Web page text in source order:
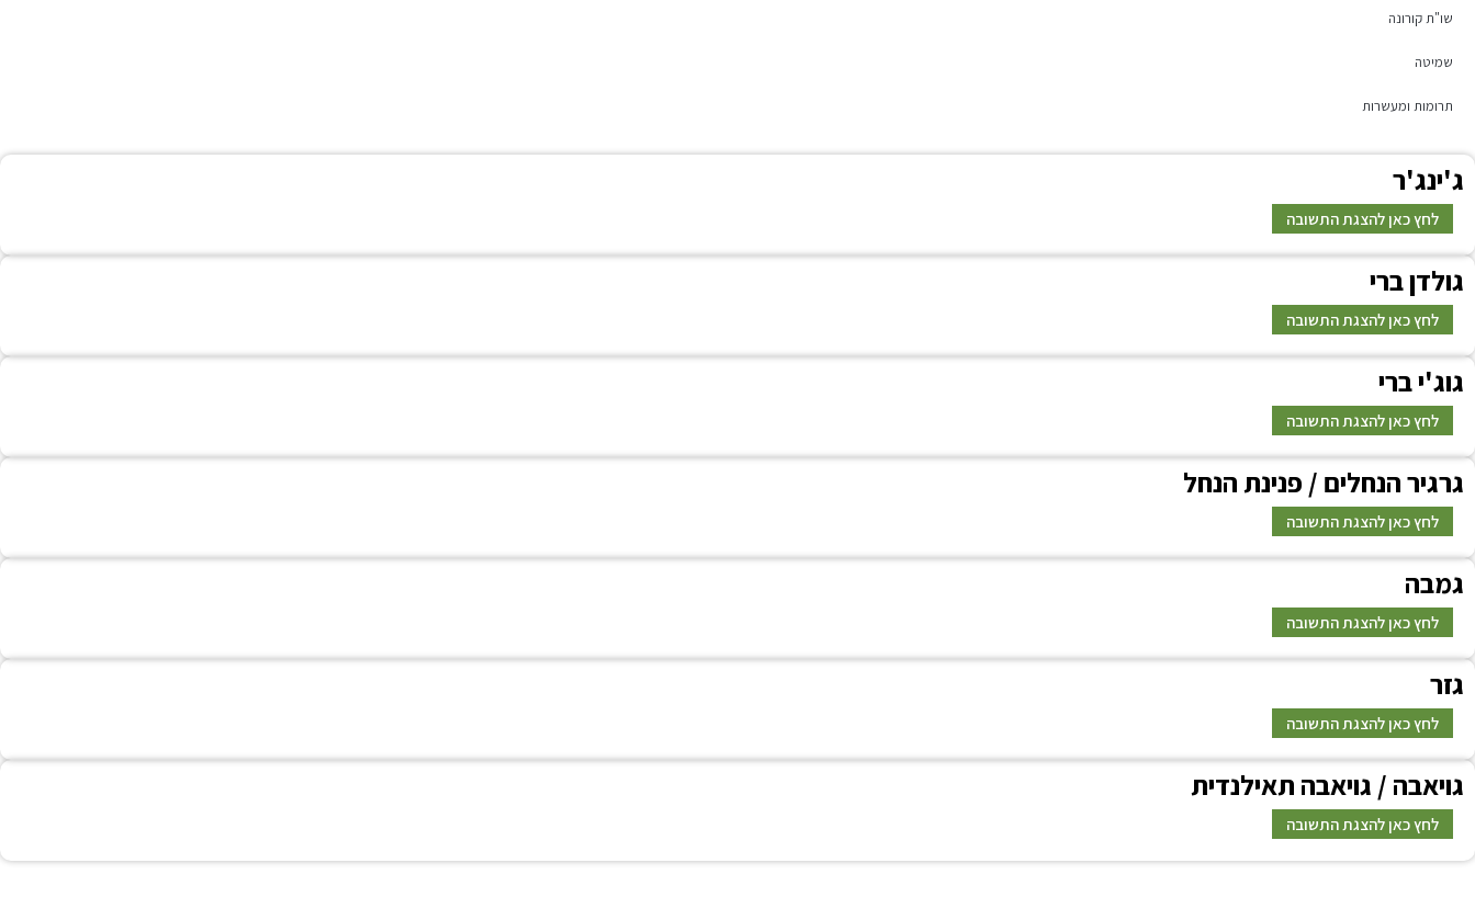
שו"ת קורונה
שמיטה
תרומות ומעשרות
ג'ינג'ר
לחץ כאן להצגת התשובה
תשובה
גולדן ברי
לחץ כאן להצגת התשובה
תשובה
גוג'י ברי
לחץ כאן להצגת התשובה
תשובה
גרגיר הנחלים / פנינת הנחל
לחץ כאן להצגת התשובה
תשובה
גמבה
לחץ כאן להצגת התשובה
תשובה
גזר
לחץ כאן להצגת התשובה
תשובה
גויאבה / גויאבה תאילנדית
לחץ כאן להצגת התשובה